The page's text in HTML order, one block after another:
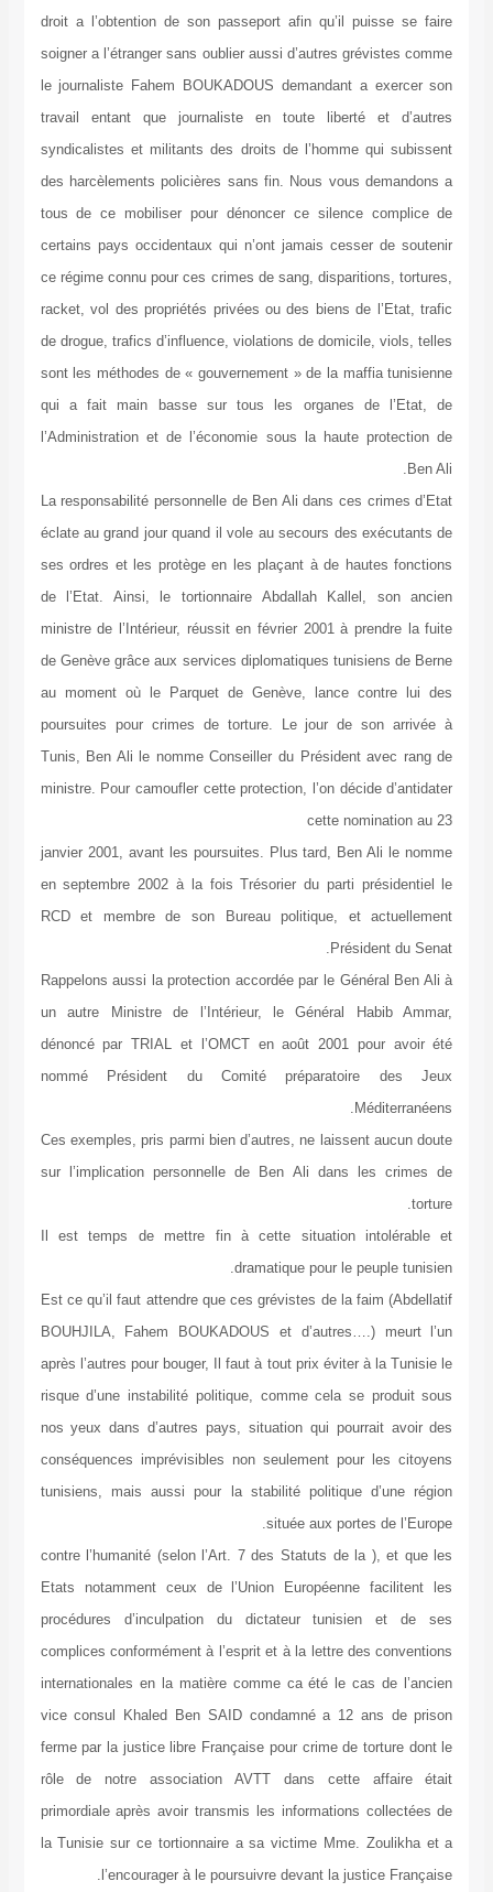
droit a l’obtention de son passeport afin qu’il puisse se faire
soigner a l’étranger sans oublier aussi d’autres grévistes comme
le journaliste Fahem BOUKADOUS demandant a exercer son
travail entant que journaliste en toute liberté et d’autres
syndicalistes et militants des droits de l’homme qui subissent
des harcèlements policières sans fin. Nous vous demandons a
tous de ce mobiliser pour dénoncer ce silence complice de
certains pays occidentaux qui n’ont jamais cesser de soutenir
ce régime connu pour ces crimes de sang, disparitions, tortures,
racket, vol des propriétés privées ou des biens de l’Etat, trafic
de drogue, trafics d’influence, violations de domicile, viols, telles
sont les méthodes de « gouvernement » de la maffia tunisienne
qui a fait main basse sur tous les organes de l’Etat, de
l’Administration et de l’économie sous la haute protection de
Ben Ali.
La responsabilité personnelle de Ben Ali dans ces crimes d’Etat
éclate au grand jour quand il vole au secours des exécutants de
ses ordres et les protège en les plaçant à de hautes fonctions
de l’Etat. Ainsi, le tortionnaire Abdallah Kallel, son ancien
ministre de l’Intérieur, réussit en février 2001 à prendre la fuite
de Genève grâce aux services diplomatiques tunisiens de Berne
au moment où le Parquet de Genève, lance contre lui des
poursuites pour crimes de torture. Le jour de son arrivée à
Tunis, Ben Ali le nomme Conseiller du Président avec rang de
ministre. Pour camoufler cette protection, l’on décide d’antidater
cette nomination au 23
janvier 2001, avant les poursuites. Plus tard, Ben Ali le nomme
en septembre 2002 à la fois Trésorier du parti présidentiel le
RCD et membre de son Bureau politique, et actuellement
Président du Senat.
Rappelons aussi la protection accordée par le Général Ben Ali à
un autre Ministre de l’Intérieur, le Général Habib Ammar,
dénoncé par TRIAL et l’OMCT en août 2001 pour avoir été
nommé Président du Comité préparatoire des Jeux
Méditerranéens.
Ces exemples, pris parmi bien d’autres, ne laissent aucun doute
sur l’implication personnelle de Ben Ali dans les crimes de
torture.
Il est temps de mettre fin à cette situation intolérable et
dramatique pour le peuple tunisien.
Est ce qu’il faut attendre que ces grévistes de la faim (Abdellatif
BOUHJILA, Fahem BOUKADOUS et d’autres….) meurt l’un
après l’autres pour bouger, Il faut à tout prix éviter à la Tunisie le
risque d’une instabilité politique, comme cela se produit sous
nos yeux dans d’autres pays, situation qui pourrait avoir des
conséquences imprévisibles non seulement pour les citoyens
tunisiens, mais aussi pour la stabilité politique d’une région
située aux portes de l’Europe.
contre l’humanité (selon l’Art. 7 des Statuts de la ), et que les
Etats notamment ceux de l’Union Européenne facilitent les
procédures d’inculpation du dictateur tunisien et de ses
complices conformément à l’esprit et à la lettre des conventions
internationales en la matière comme ca été le cas de l’ancien
vice consul Khaled Ben SAID condamné a 12 ans de prison
ferme par la justice libre Française pour crime de torture dont le
rôle de notre association AVTT dans cette affaire était
primordiale après avoir transmis les informations collectées de
la Tunisie sur ce tortionnaire a sa victime Mme. Zoulikha et a
l’encourager à le poursuivre devant la justice Française.